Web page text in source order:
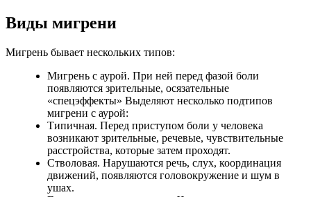
Виды мигрени
Мигрень бывает нескольких типов:
Мигрень с аурой. При ней перед фазой боли
появляются зрительные, осязательные
«спецэффекты» Выделяют несколько подтипов
мигрени с аурой:
Типичная. Перед приступом боли у человека
возникают зрительные, речевые, чувствительные
расстройства, которые затем проходят.
Стволовая. Нарушаются речь, слух, координация
движений, появляются головокружение и шум в
ушах.